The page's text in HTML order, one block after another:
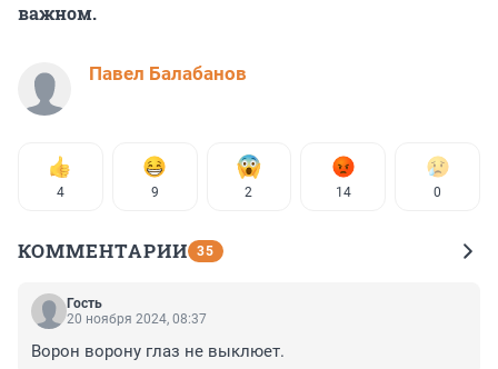
важном.
Павел Балабанов
4 9 2 14 0
КОММЕНТАРИИ 35
Гость
20 ноября 2024, 08:37
Ворон ворону глаз не выклюет.